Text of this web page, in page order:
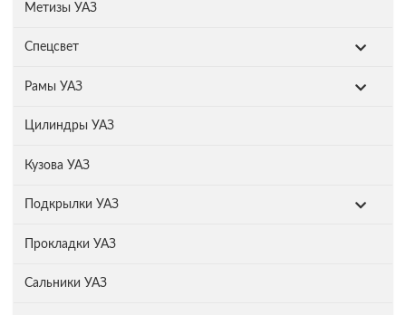
Метизы УАЗ
Спецсвет
Рамы УАЗ
Цилиндры УАЗ
Кузова УАЗ
Подкрылки УАЗ
Прокладки УАЗ
Сальники УАЗ